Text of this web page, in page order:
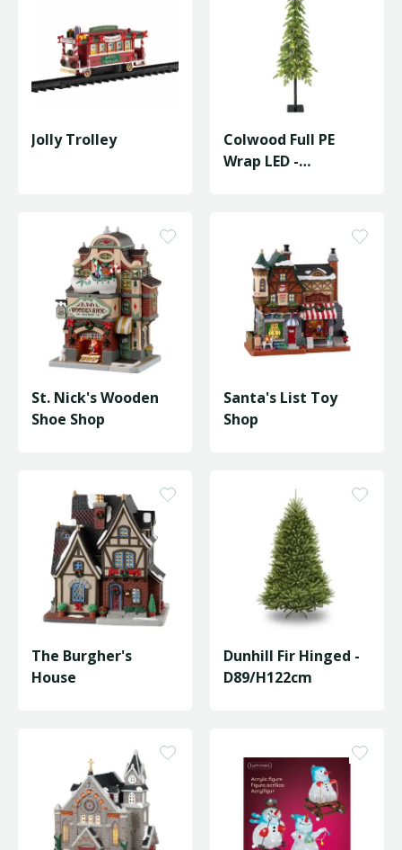
Jolly Trolley
Colwood Full PE
Wrap LED -
St. Nick's Wooden
Shoe Shop
Santa's List Toy
Shop
The Burgher's
House
Dunhill Fir Hinged -
D89/H122cm